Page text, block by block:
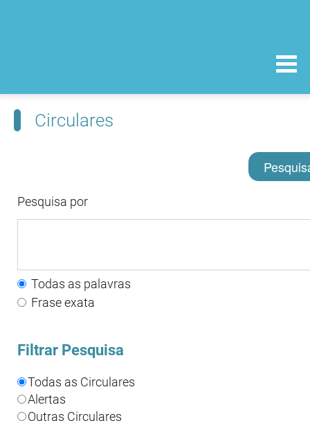
Circulares
Pesquisa por
Todas as palavras
Frase exata
Filtrar Pesquisa
Todas as Circulares
Alertas
Outras Circulares